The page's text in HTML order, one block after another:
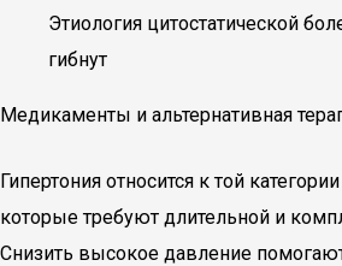
Этиология цитостатической
гибнут
Медикаменты и альтернативная
Гипертония относится к той
которые требуют длительной и
Снизить высокое давление